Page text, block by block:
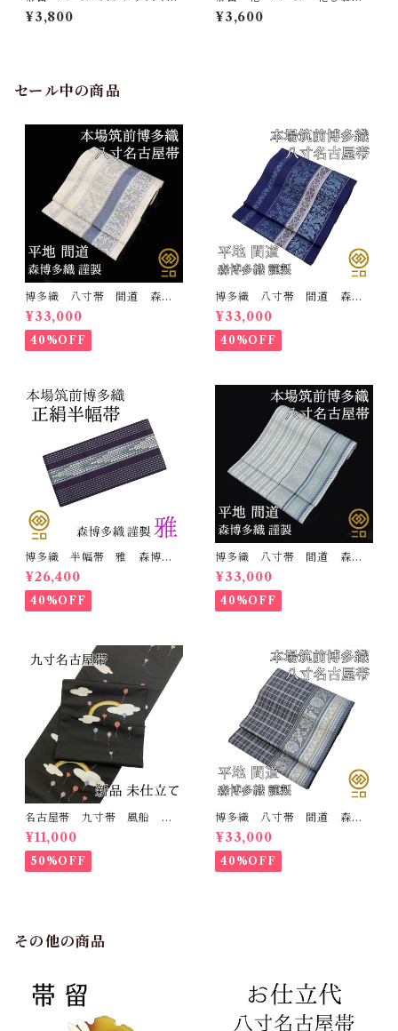
ー 花しおり 大原商店 帯
飾り 日本製
¥3,800
り 大原商店 帯飾り 日本
製 和装小物
¥3,600
セール中の商品
博多織 八寸帯 間道 森博
多織 正絹 日本製 未仕立
て 名古屋帯
¥33,000
40%OFF
博多織 八寸帯 間道 森博
多織 正絹 日本製 未仕立
て 名古屋帯
¥33,000
40%OFF
博多織 半幅帯 雅 森博多
織 正絹 リバーシブル 長
さ/3m78cm 日本製 和装
小袋帯 半巾帯
¥26,400
40%OFF
博多織 八寸帯 間道 森博
多織 正絹 日本製 未仕立
て 名古屋帯
¥33,000
40%OFF
名古屋帯 九寸帯 風船
雲 虹 正絹 日本製 九寸
名古屋帯
¥11,000
50%OFF
博多織 八寸帯 間道 森博
多織 正絹 日本製 未仕立
て 名古屋帯
¥33,000
40%OFF
その他の商品